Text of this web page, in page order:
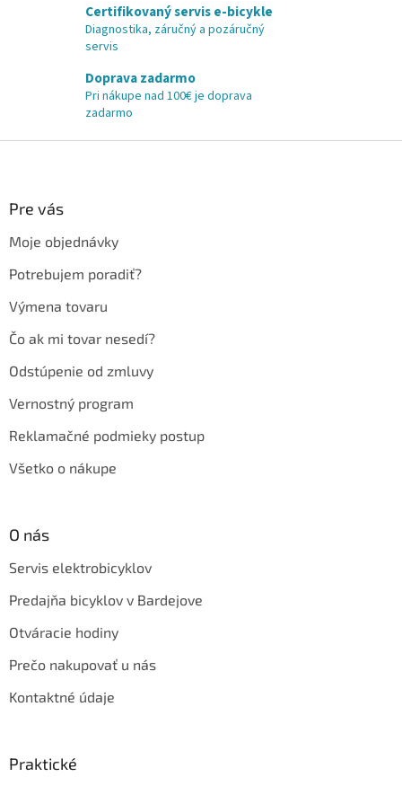
Certifikovaný servis e-bicykle
Diagnostika, záručný a pozáručný
servis
Doprava zadarmo
Pri nákupe nad 100€ je doprava
zadarmo
Pre vás
Moje objednávky
Potrebujem poradiť?
Výmena tovaru
Čo ak mi tovar nesedí?
Odstúpenie od zmluvy
Vernostný program
Reklamačné podmieky postup
Všetko o nákupe
O nás
Servis elektrobicyklov
Predajňa bicyklov v Bardejove
Otváracie hodiny
Prečo nakupovať u nás
Kontaktné údaje
Praktické